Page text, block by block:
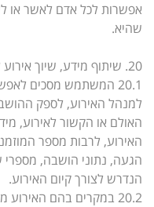
אפשרות לכל אדם לאשר או
שהיא.
20. שיתוף מידע, שיוך אירוע לאולם וניהול סקיצת הושבה
20.1 המשתמש מסכים
למנהל האירוע, לספק
האולם או הקשור לאירוע,
האירוע, לרבות מספר
הגעה, נתוני הושבה, מספרי
הנדרש לצורך קיום האירוע.
20.2 במקרים בהם